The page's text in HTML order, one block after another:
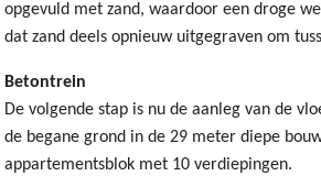
opgevuld met zand, waardoor een droge
dat zand deels opnieuw uitgegraven om
Betontrein
De volgende stap is nu de aanleg van de
de begane grond in de 29 meter diepe
appartementsblok met 10 verdiepingen.